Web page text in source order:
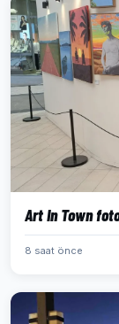
Art In Town
8 saat önce